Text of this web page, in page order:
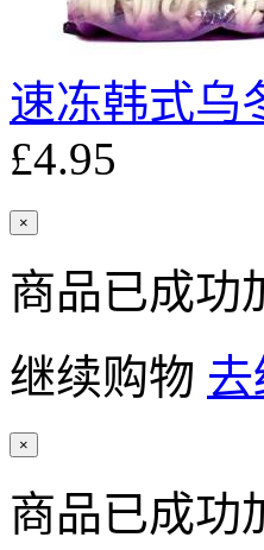
速冻韩式乌
£4.95
×
商品已成功
继续购物
×
商品已成功